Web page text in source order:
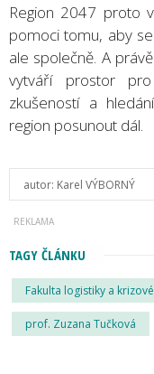
Region 2047 proto
pomoci tomu, aby
ale společně. A
vytváří prostor
zkušeností a
region posunout dál.
autor: Karel VÝBORNÝ
TAGY ČLÁNKU
Fakulta logistiky a
prof. Zuzana Tučková